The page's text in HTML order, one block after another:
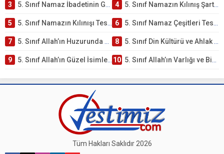
3 5. Sınıf Namaz İbadetinin Getirdiği Faydalar Testi 4 5. Sınıf Namazın Kılınış Şartları Testi
5 5. Sınıf Namazın Kılınışı Testi – Online Çöz 6 5. Sınıf Namaz Çeşitleri Testi – Online Çöz
7 5. Sınıf Allah’ın Huzurunda Olmak – Namaz İbadeti Testi 8 5. Sınıf Din Kültürü ve Ahlak Bilgisi 1. Ünite: Allah İnancı Çalışmaları
9 5. Sınıf Allah’ın Güzel İsimleri Testi – Online Çöz 10 5. Sınıf Allah’ın Varlığı ve Birliği Testi – Online Çöz
Tüm Hakları Saklıdır 2026